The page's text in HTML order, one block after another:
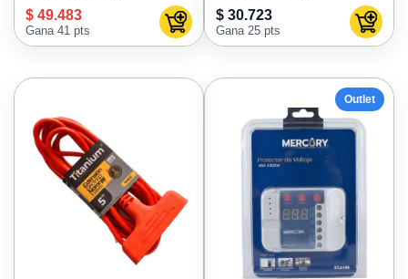
$ 49.483
Gana 41 pts Agregar al carrito
$ 30.723
Gana 25 pts
Outlet